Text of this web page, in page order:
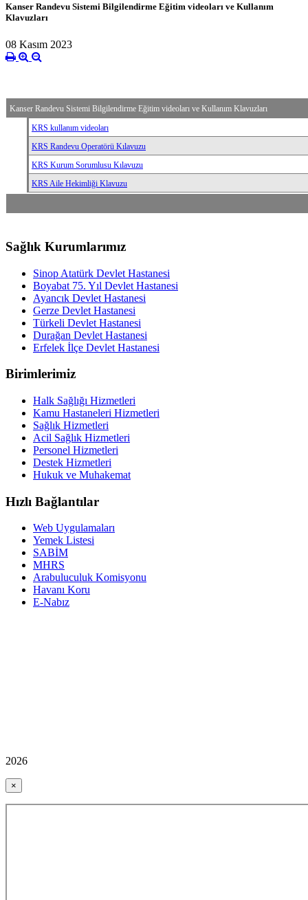
Kanser Randevu Sistemi Bilgilendirme Eğitim videoları ve Kullanım
Klavuzları
08 Kasım 2023
Kanser Randevu Sistemi Bilgilendirme Eğitim videoları ve Kullanım Klavuzları
KRS kullanım videoları
KRS Randevu Operatörü Kılavuzu
KRS Kurum Sorumlusu Kılavuzu
KRS Aile Hekimliği Klavuzu
Sağlık Kurumlarımız
Sinop Atatürk Devlet Hastanesi
Boyabat 75. Yıl Devlet Hastanesi
Ayancık Devlet Hastanesi
Gerze Devlet Hastanesi
Türkeli Devlet Hastanesi
Durağan Devlet Hastanesi
Erfelek İlçe Devlet Hastanesi
Birimlerimiz
Halk Sağlığı Hizmetleri
Kamu Hastaneleri Hizmetleri
Sağlık Hizmetleri
Acil Sağlık Hizmetleri
Personel Hizmetleri
Destek Hizmetleri
Hukuk ve Muhakemat
Hızlı Bağlantılar
Web Uygulamaları
Yemek Listesi
SABİM
MHRS
Arabuluculuk Komisyonu
Havanı Koru
E-Nabız
2026
×